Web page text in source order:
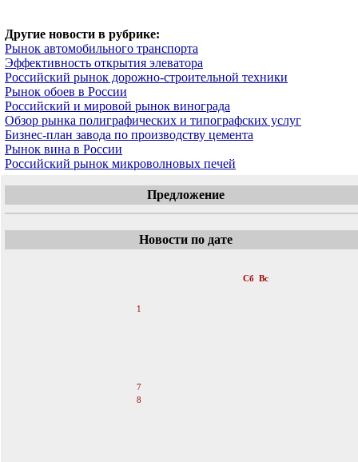
Другие новости в рубрике:
Рынок автомобильного транспорта
Эффективность открытия элеватора
Российский рынок дорожно-строительной техники
Рынок обоев в России
Российский и мировой рынок винограда
Обзор рынка полиграфических и типографских услуг
Бизнес-план завода по производству цемента
Рынок вина в России
Российский рынок микроволновых печей
Предложение
Новости по дате
Сб Вс
1
7
8